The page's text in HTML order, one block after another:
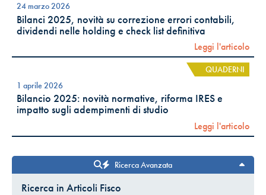
24 marzo 2026
Bilanci 2025, novità su correzione errori contabili,
dividendi nelle holding e check list definitiva
Leggi l'articolo
QUADERNI
1 aprile 2026
Bilancio 2025: novità normative, riforma IRES e
impatto sugli adempimenti di studio
Leggi l'articolo
Ricerca Avanzata
Ricerca in Articoli Fisco